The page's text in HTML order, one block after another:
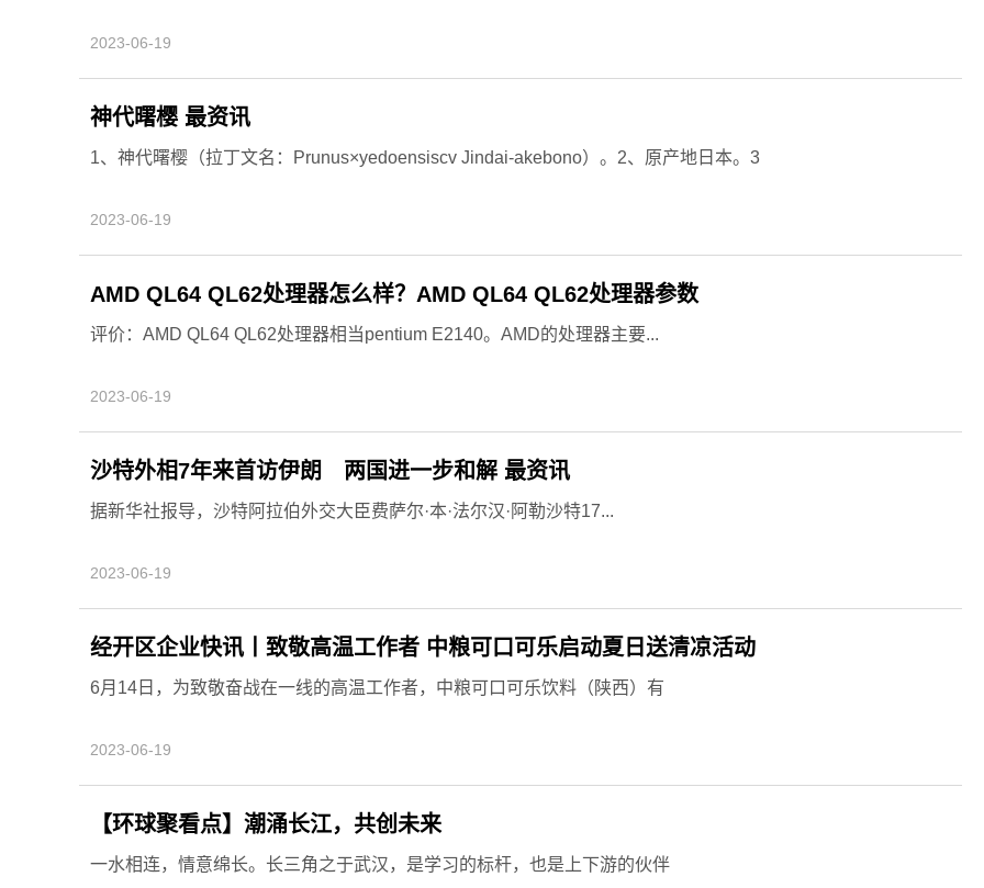
2023-06-19
神代曙樱 最资讯
1、神代曙樱（拉丁文名：Prunus×yedoensiscv Jindai-akebono）。2、原产地日本。3
2023-06-19
AMD QL64 QL62处理器怎么样？AMD QL64 QL62处理器参数
评价：AMD QL64 QL62处理器相当pentium E2140。AMD的处理器主要...
2023-06-19
沙特外相7年来首访伊朗 两国进一步和解 最资讯
据新华社报导，沙特阿拉伯外交大臣费萨尔·本·法尔汉·阿勒沙特17...
2023-06-19
经开区企业快讯丨致敬高温工作者 中粮可口可乐启动夏日送清凉活动
6月14日，为致敬奋战在一线的高温工作者，中粮可口可乐饮料（陕西）有
2023-06-19
【环球聚看点】潮涌长江，共创未来
一水相连，情意绵长。长三角之于武汉，是学习的标杆，也是上下游的伙伴